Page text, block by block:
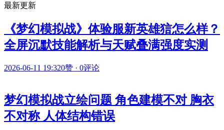
最新更新
《梦幻模拟战》体验服新英雄狺怎么样？
全屏沉默技能解析与天赋叠满强度实测
2026-06-11 19:320赞 · 0评论
梦幻模拟战立绘问题 角色建模不对 胸衣
不对称 人体结构错误